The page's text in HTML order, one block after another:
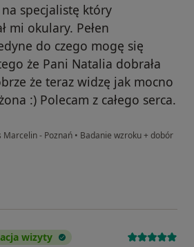
specjalistę który
mi okulary. Pełen
do czego mogę się
że Pani Natalia dobrała
że teraz widzę jak mocno
:) Polecam z całego serca.
Marcelin - Poznań • Badanie wzroku + dobór
wizyty